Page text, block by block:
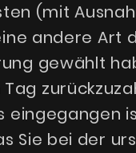
(mit
andere Art
gewählt
Sie bei der